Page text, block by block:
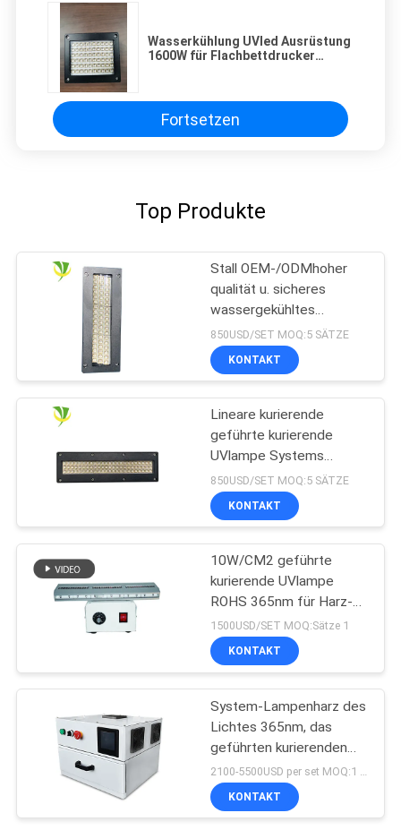
Wasserkühlung UVled Ausrüstung
1600W für Flachbettdrucker
Fortsetzen
Top Produkte
Stall OEM-/ODMhoher
qualität u. sicheres
wassergekühltes
Wasserkühlung LED
kurierendes UVsystem
für Offsetdruckmaschine
850USD/SET MOQ:5 SÄTZE
KONTAKT
Lineare kurierende
geführte kurierende
UVlampe Systems
365nm 395nm 405nm
Shenzhens 1200w
850USD/SET MOQ:5 SÄTZE
KONTAKT
10W/CM2 geführte
kurierende UVlampe
ROHS 365nm für Harz-
Beschichtung
1500USD/SET MOQ:Sätze 1
KONTAKT
System-Lampenharz des
Lichtes 365nm, das
geführten kurierenden
UVofen des Kastens
405nm trocknet
2100-5500USD per set MOQ:1 Satz
KONTAKT